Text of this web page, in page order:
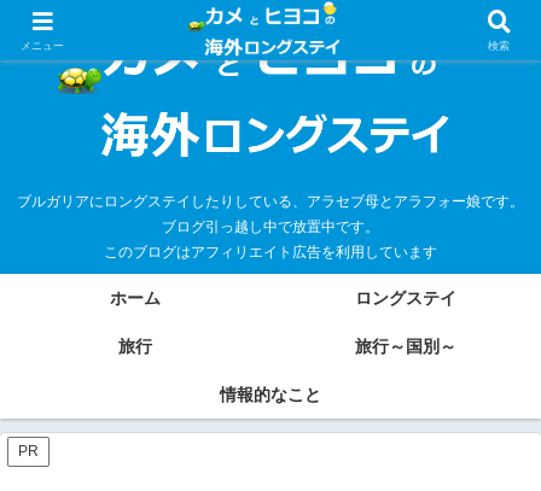
ブルガリアにロングステイしたりしている、アラセブ母とアラフォー娘です。
ブログ引っ越し中で放置中です。
このブログはアフィリエイト広告を利用しています
ホーム ロングステイ
旅行 旅行～国別～
情報的なこと
PR
メニュー 検索